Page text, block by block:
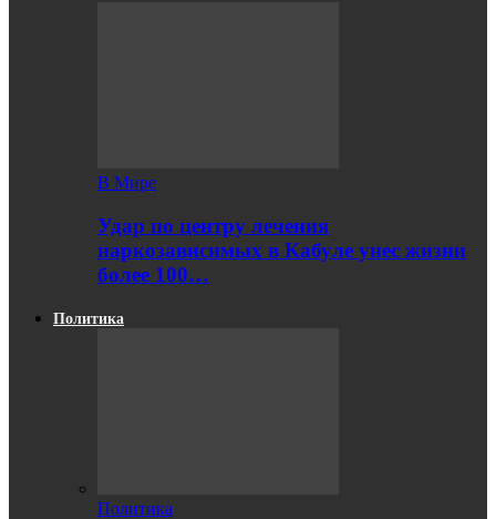
В Мире
Удар по центру лечения
наркозависимых в Кабуле унес жизни
более 100…
Политика
Политика